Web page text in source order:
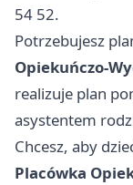
54 52.
Potrzebujesz
realizuje plan
asystentem
Chcesz, aby
Placówka